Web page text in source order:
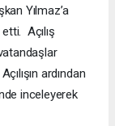
Yılmaz’a
Açılış
ardından
inceleyerek